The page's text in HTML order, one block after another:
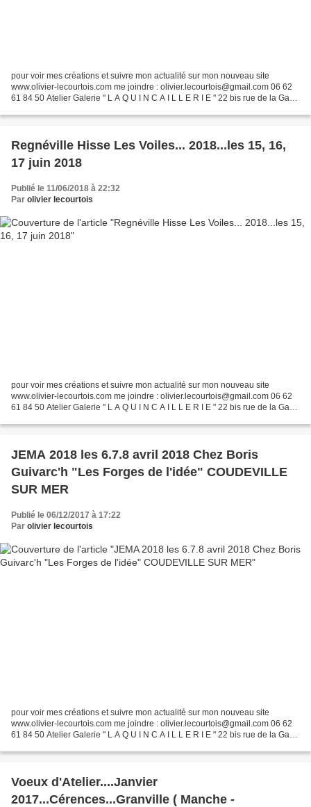
pour voir mes créations et suivre mon actualité sur mon nouveau site
www.olivier-lecourtois.com me joindre : olivier.lecourtois@gmail.com 06 62
61 84 50 Atelier Galerie " L A Q U I N C A I L L E R I E " 22 bis rue de la Gare
Regnéville Hisse Les Voiles... 2018...les 15, 16,
17 juin 2018
Publié le 11/06/2018 à 22:32
Par olivier lecourtois
pour voir mes créations et suivre mon actualité sur mon nouveau site
www.olivier-lecourtois.com me joindre : olivier.lecourtois@gmail.com 06 62
61 84 50 Atelier Galerie " L A Q U I N C A I L L E R I E " 22 bis rue de la Gare
JEMA 2018 les 6.7.8 avril 2018 Chez Boris
Guivarc'h "Les Forges de l'idée" COUDEVILLE
SUR MER
Publié le 06/12/2017 à 17:22
Par olivier lecourtois
pour voir mes créations et suivre mon actualité sur mon nouveau site
www.olivier-lecourtois.com me joindre : olivier.lecourtois@gmail.com 06 62
61 84 50 Atelier Galerie " L A Q U I N C A I L L E R I E " 22 bis rue de la Gare
Voeux d'Atelier....Janvier
2017...Cérences...Granville ( Manche -